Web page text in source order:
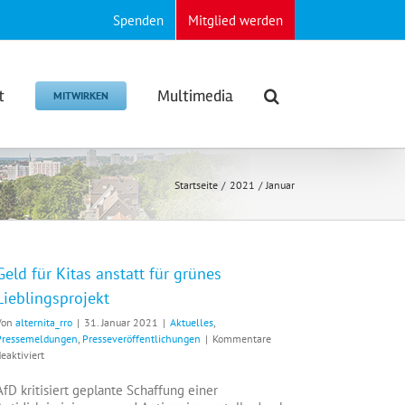
Spenden Mitglied werden
MITWIRKEN Multimedia
Startseite 2021 Januar
für Kitas anstatt für grünes
alternita_rro | 31. Januar 2021 | Aktuelles,
, Presseveröffentlichungen | Kommentare
für
für
kritisiert geplante Schaffung einer